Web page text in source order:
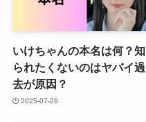
いけちゃんの本名は何？知
られたくないのはヤバイ過
去が原因？
2025-07-28